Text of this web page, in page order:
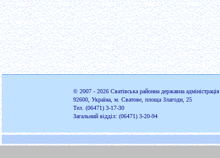
© 2007 - 2026 Сватівська районна державна адміністрація
92600, Україна, м. Сватове, площа Злагоди, 25
Тел. (06471) 3-17-30
Загальний відділ: (06471) 3-20-94